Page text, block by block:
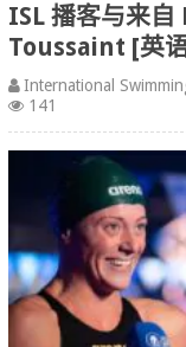
ISL 播客与来
Toussaint [英
International
141